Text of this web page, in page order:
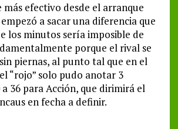
más efectivo desde el arranque
a sacar una diferencia que
los minutos sería imposible de
porque el rival se
piernas, al punto tal que en el
“rojo” solo pudo anotar 3
36 para Acción, que dirimirá el
en fecha a definir.